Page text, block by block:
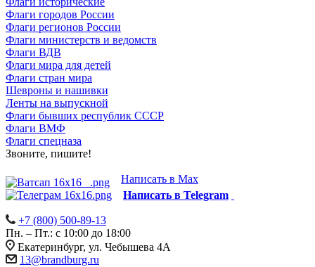
Флаги городов России
Флаги регионов России
Флаги министерств и ведомств
Флаги ВДВ
Флаги мира для детей
Флаги стран мира
Шевроны и нашивки
Ленты на выпускной
Флаги бывших республик СССР
Флаги ВМФ
Флаги спецназа
Звоните, пишите!
Написать в Max
Написать в Telegram
+7 (800) 500-89-13
Пн. – Пт.: с 10:00 до 18:00
Екатеринбург, ул. Чебышева 4А
13@brandburg.ru